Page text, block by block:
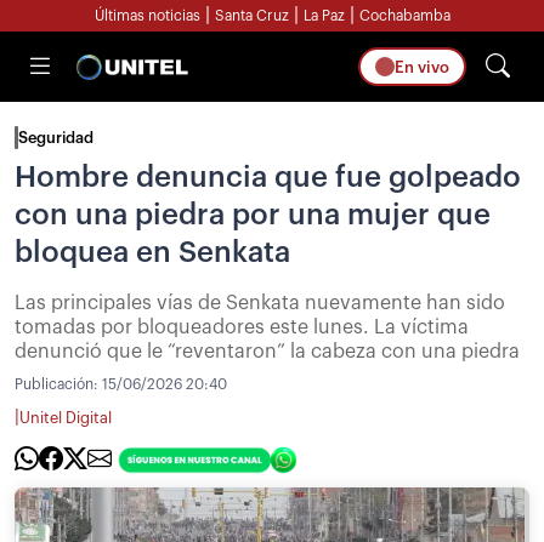
Últimas noticias Santa Cruz La Paz Cochabamba
En vivo
Seguridad
Hombre denuncia que fue golpeado
con una piedra por una mujer que
bloquea en Senkata
Las principales vías de Senkata nuevamente han sido
tomadas por bloqueadores este lunes. La víctima
denunció que le “reventaron” la cabeza con una piedra
Publicación: 15/06/2026 20:40
Unitel Digital